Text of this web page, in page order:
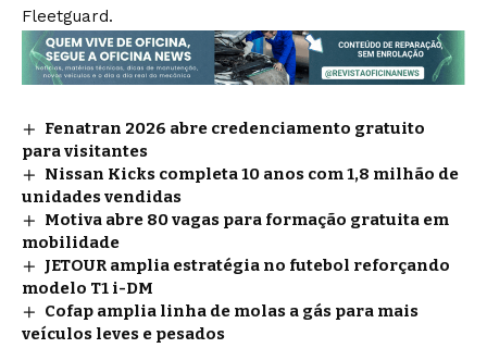
Fleetguard.
Fenatran 2026 abre credenciamento gratuito
para visitantes
Nissan Kicks completa 10 anos com 1,8 milhão de
unidades vendidas
Motiva abre 80 vagas para formação gratuita em
mobilidade
JETOUR amplia estratégia no futebol reforçando
modelo T1 i-DM
Cofap amplia linha de molas a gás para mais
veículos leves e pesados